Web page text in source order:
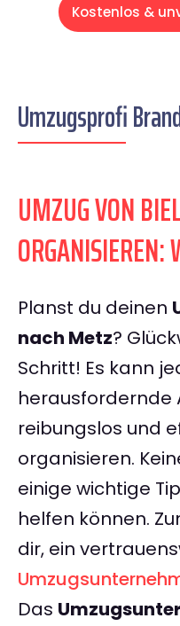
Kostenlos &
Umzugsprofi
UMZUG VON
ORGANISIEREN:
Planst du deinen
nach Metz?
Schritt! Es kann
herausfordernde
reibungslos und
organisieren.
einige wichtige
helfen können.
dir, ein
Das